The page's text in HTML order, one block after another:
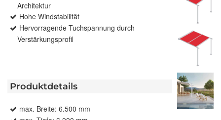
Architektur
Hohe Windstabilität
Hervorragende Tuchspannung durch
Verstärkungsprofil
Produktdetails
max. Breite: 6.500 mm